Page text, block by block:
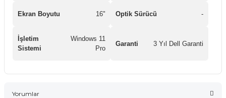
Ekran Boyutu 16" Optik Sürücü -
İşletim
Sistemi
Windows 11
Pro
Garanti 3 Yıl Dell Garanti
Yorumlar